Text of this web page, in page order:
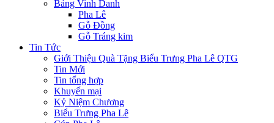
Bảng Vinh Danh
Pha Lê
Gỗ Đồng
Gỗ Tráng kim
Tin Tức
Giới Thiệu Quà Tặng Biểu Trưng Pha Lê QTG
Tin Mới
Tin tổng hợp
Khuyến mại
Kỷ Niệm Chương
Biểu Trưng Pha Lê